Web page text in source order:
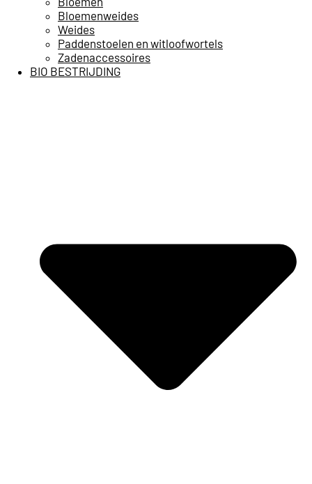
Bloemenweides
Weides
Paddenstoelen en witloofwortels
Zadenaccessoires
BIO BESTRIJDING